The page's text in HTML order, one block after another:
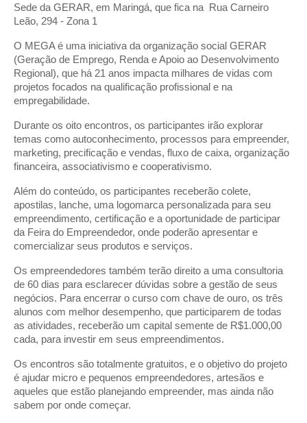
Sede da GERAR, em Maringá, que fica na Rua Carneiro
Leão, 294 - Zona 1
O MEGA é uma iniciativa da organização social GERAR
(Geração de Emprego, Renda e Apoio ao Desenvolvimento
Regional), que há 21 anos impacta milhares de vidas com
projetos focados na qualificação profissional e na
empregabilidade.
Durante os oito encontros, os participantes irão explorar
temas como autoconhecimento, processos para empreender,
marketing, precificação e vendas, fluxo de caixa, organização
financeira, associativismo e cooperativismo.
Além do conteúdo, os participantes receberão colete,
apostilas, lanche, uma logomarca personalizada para seu
empreendimento, certificação e a oportunidade de participar
da Feira do Empreendedor, onde poderão apresentar e
comercializar seus produtos e serviços.
Os empreendedores também terão direito a uma consultoria
de 60 dias para esclarecer dúvidas sobre a gestão de seus
negócios. Para encerrar o curso com chave de ouro, os três
alunos com melhor desempenho, que participarem de todas
as atividades, receberão um capital semente de R$1.000,00
cada, para investir em seus empreendimentos.
Os encontros são totalmente gratuitos, e o objetivo do projeto
é ajudar micro e pequenos empreendedores, artesãos e
aqueles que estão planejando empreender, mas ainda não
sabem por onde começar.